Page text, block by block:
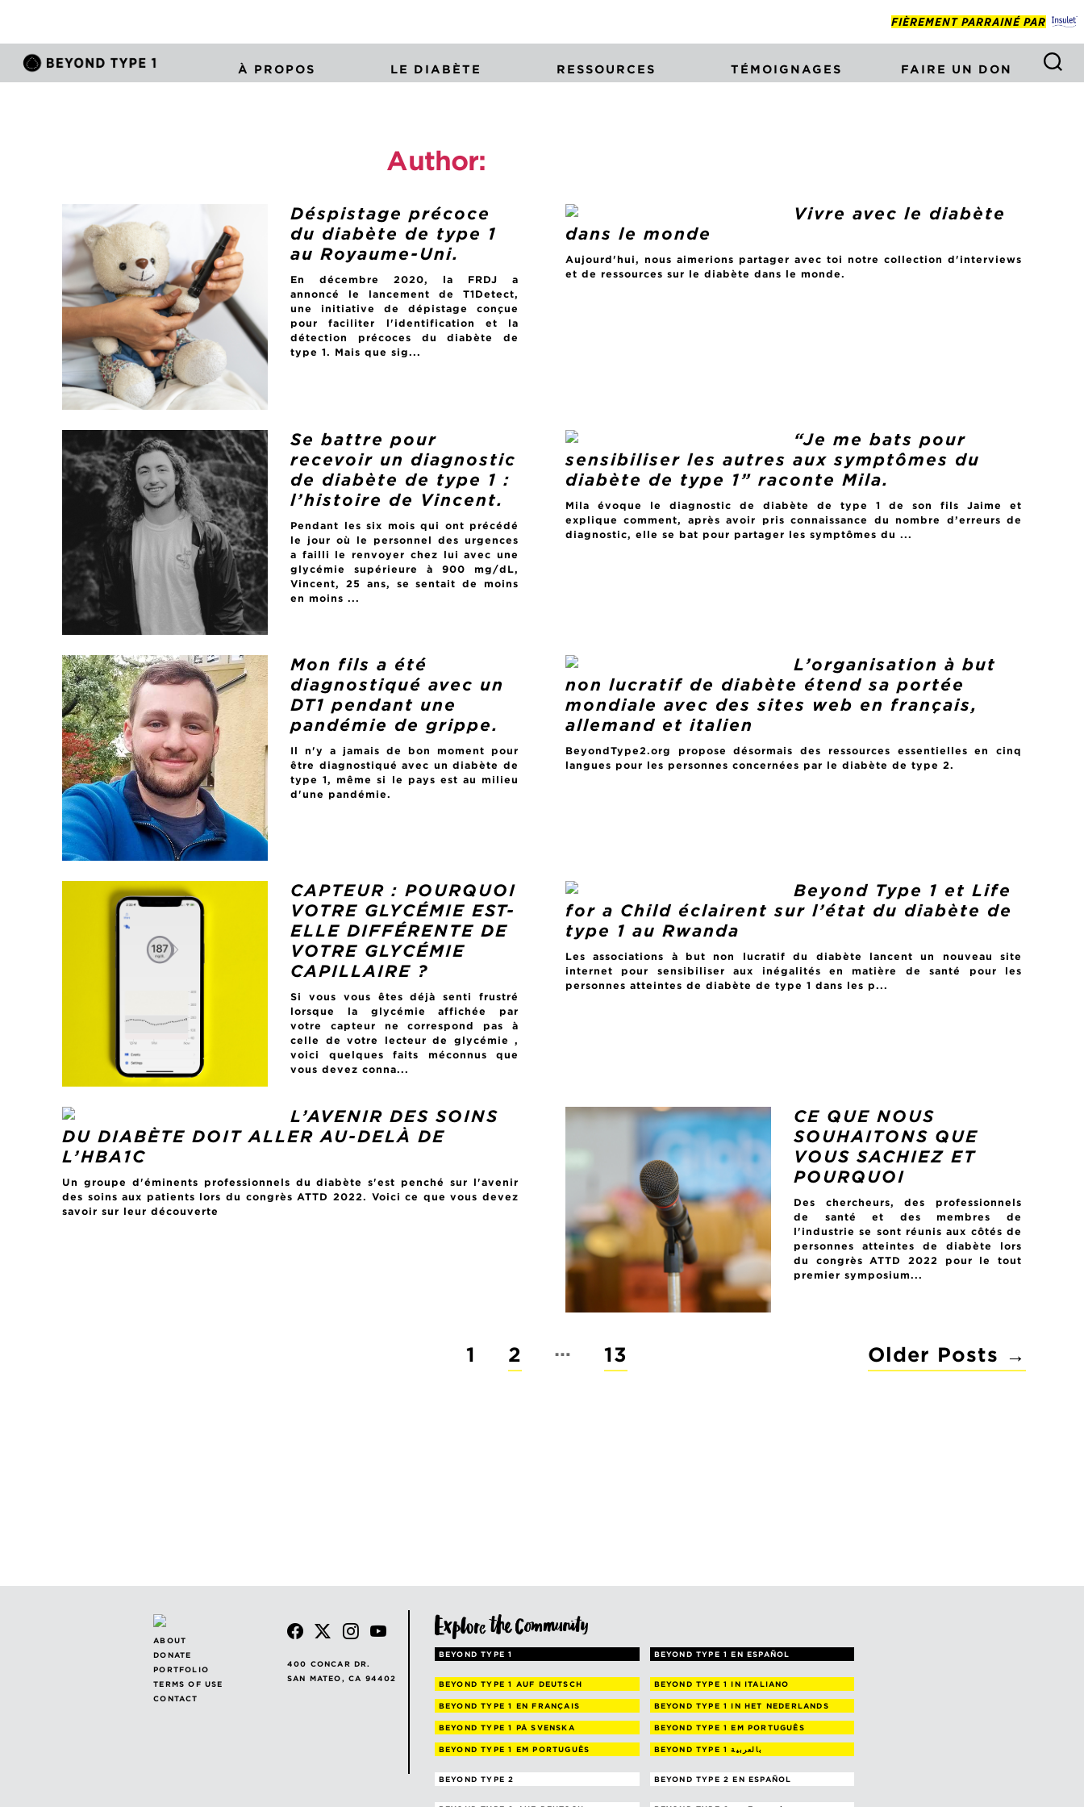
FIÈREMENT PARRAINÉ PAR
À PROPOS LE DIABÈTE RESSOURCES TÉMOIGNAGES FAIRE UN DON
Author:
Déspistage précoce
du diabète de type 1
au Royaume-Uni.
En décembre 2020, la FRDJ a
annoncé le lancement de T1Detect,
une initiative de dépistage conçue
pour faciliter l'identification et la
détection précoces du diabète de
type 1. Mais que sig...
Vivre avec le diabète
dans le monde
Aujourd'hui, nous aimerions partager avec toi notre collection d'interviews
et de ressources sur le diabète dans le monde.
Se battre pour
recevoir un diagnostic
de diabète de type 1 :
l’histoire de Vincent.
Pendant les six mois qui ont précédé
le jour où le personnel des urgences
a failli le renvoyer chez lui avec une
glycémie supérieure à 900 mg/dL,
Vincent, 25 ans, se sentait de moins
en moins ...
“Je me bats pour
sensibiliser les autres aux symptômes du
diabète de type 1” raconte Mila.
Mila évoque le diagnostic de diabète de type 1 de son fils Jaime et
explique comment, après avoir pris connaissance du nombre d’erreurs de
diagnostic, elle se bat pour partager les symptômes du ...
Mon fils a été
diagnostiqué avec un
DT1 pendant une
pandémie de grippe.
Il n'y a jamais de bon moment pour
être diagnostiqué avec un diabète de
type 1, même si le pays est au milieu
d'une pandémie.
L’organisation à but
non lucratif de diabète étend sa portée
mondiale avec des sites web en français,
allemand et italien
BeyondType2.org propose désormais des ressources essentielles en cinq
langues pour les personnes concernées par le diabète de type 2.
CAPTEUR : POURQUOI
VOTRE GLYCÉMIE EST-
ELLE DIFFÉRENTE DE
VOTRE GLYCÉMIE
CAPILLAIRE ?
Si vous vous êtes déjà senti frustré
lorsque la glycémie affichée par
votre capteur ne correspond pas à
celle de votre lecteur de glycémie ,
voici quelques faits méconnus que
vous devez conna...
Beyond Type 1 et Life
for a Child éclairent sur l’état du diabète de
type 1 au Rwanda
Les associations à but non lucratif du diabète lancent un nouveau site
internet pour sensibiliser aux inégalités en matière de santé pour les
personnes atteintes de diabète de type 1 dans les p...
L’AVENIR DES SOINS
DU DIABÈTE DOIT ALLER AU-DELÀ DE
L’HBA1C
Un groupe d'éminents professionnels du diabète s'est penché sur l'avenir
des soins aux patients lors du congrès ATTD 2022. Voici ce que vous devez
savoir sur leur découverte
CE QUE NOUS
SOUHAITONS QUE
VOUS SACHIEZ ET
POURQUOI
Des chercheurs, des professionnels
de santé et des membres de
l'industrie se sont réunis aux côtés de
personnes atteintes de diabète lors
du congrès ATTD 2022 pour le tout
premier symposium...
1 2 … 13 Older Posts →
ABOUT
DONATE
PORTFOLIO
TERMS OF USE
CONTACT
400 CONCAR DR.
SAN MATEO, CA 94402
BEYOND TYPE 1 BEYOND TYPE 1 EN ESPAÑOL
BEYOND TYPE 1 AUF DEUTSCH BEYOND TYPE 1IN ITALIANO
BEYOND TYPE 1 EN FRANÇAIS BEYOND TYPE 1IN HET NEDERLANDS
BEYOND TYPE 1 PÅ SVENSKA BEYOND TYPE 1EM PORTUGUÊS
BEYOND TYPE 1 EM PORTUGUÊS BEYOND TYPE 1بالعربية
BEYOND TYPE 2 BEYOND TYPE 2 EN ESPAÑOL